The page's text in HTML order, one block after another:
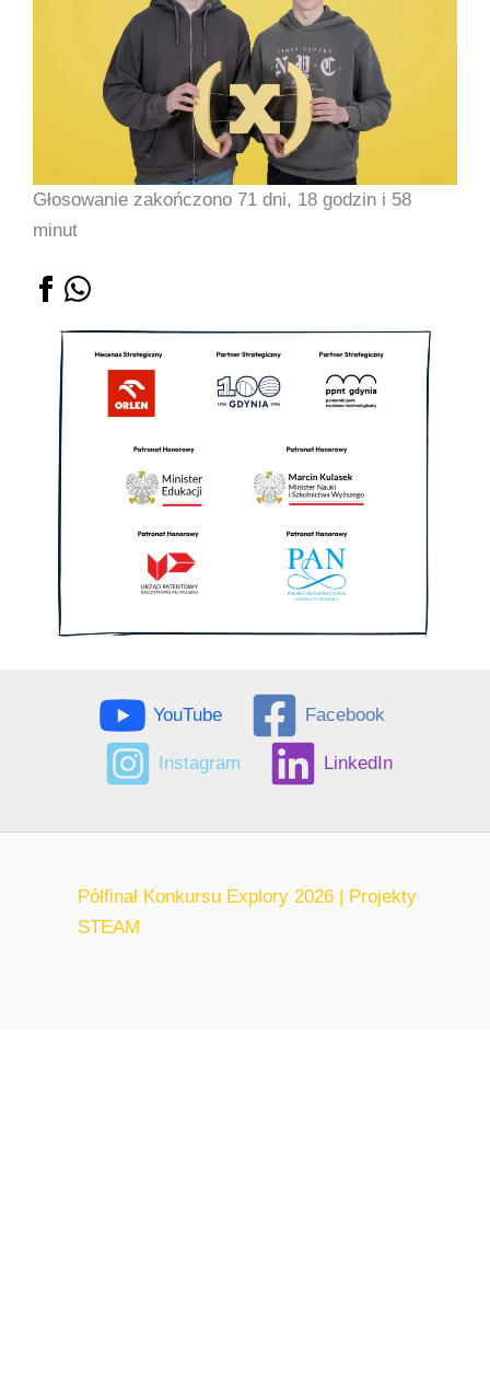
Głosowanie zakończono 71 dni, 18 godzin i 58
minut
YouTube Facebook
Instagram LinkedIn
Półfinał Konkursu Explory 2026 | Projekty
STEAM